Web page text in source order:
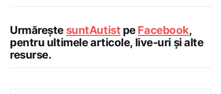
Urmărește suntAutist peFacebook,
pentru ultimele articole, live-uri și alte
resurse.